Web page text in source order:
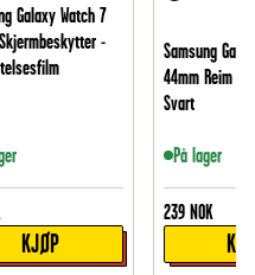
Galaxy Watch 7
-
KJØP
Samsung
44mm Reim i
Svart
På lager
239 NOK